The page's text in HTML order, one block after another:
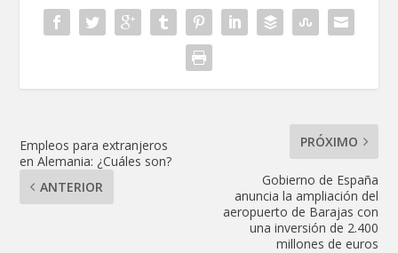
Empleos para extranjeros
en Alemania: ¿Cuáles son?
ANTERIOR
PRÓXIMO
Gobierno de España
anuncia la ampliación del
aeropuerto de Barajas con
una inversión de 2.400
millones de euros